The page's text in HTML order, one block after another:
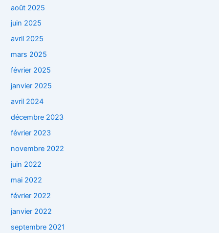
août 2025
juin 2025
avril 2025
mars 2025
février 2025
janvier 2025
avril 2024
décembre 2023
février 2023
novembre 2022
juin 2022
mai 2022
février 2022
janvier 2022
septembre 2021